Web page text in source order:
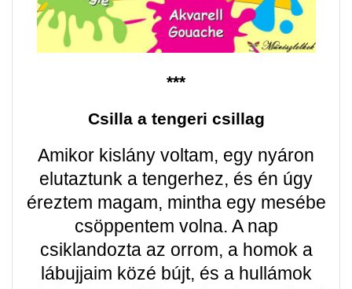
***
Csilla a tengeri csillag
Amikor kislány voltam, egy nyáron
elutaztunk a tengerhez, és én úgy
éreztem magam, mintha egy mesébe
csöppentem volna. A nap
csiklandozta az orrom, a homok a
lábujjaim közé bújt, és a hullámok